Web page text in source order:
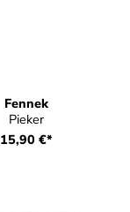
Fennek
Pieker
15,90 €*